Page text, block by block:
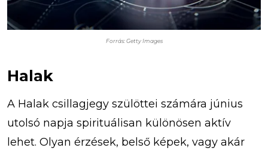
Forrás: Getty Images
Halak
A Halak csillagjegy szülöttei számára június
utolsó napja spirituálisan különösen aktív
lehet. Olyan érzések, belső képek, vagy akár